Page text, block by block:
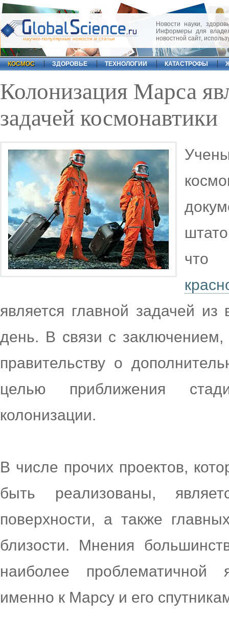
научно-популярные новости и статьи
Новости науки,
Информеры для
новостной сайт,
КОСМОС ЗДОРОВЬЕ ТЕХНОЛОГИИ КАТАСТРОФЫ
Колонизация Марса
задачей космонавтики
что
является главной задачей
день. В связи с
правительству о
целью приближения
колонизации.
В числе прочих проектов,
быть реализованы,
поверхности, а также
близости. Мнения
наиболее проблематичной
именно к Марсу и его